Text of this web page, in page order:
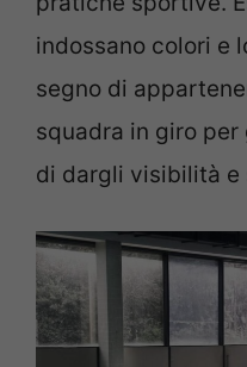
indossano colori e
segno di
squadra in giro
di dargli visibilità e